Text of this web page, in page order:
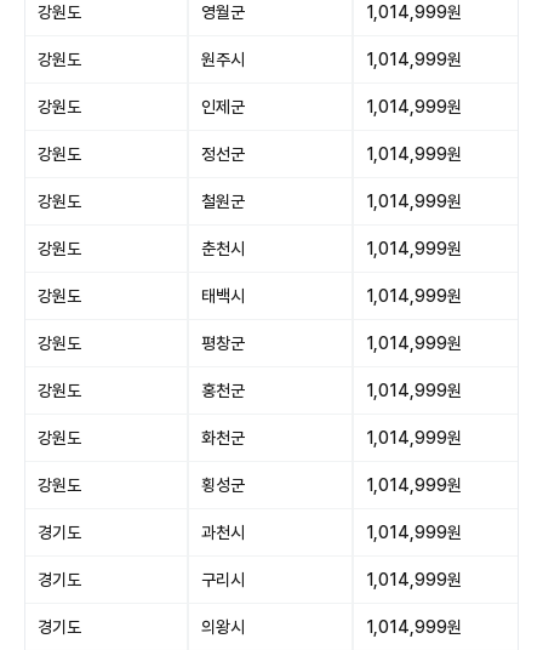
강원도 영월군 1,014,999원
강원도 원주시 1,014,999원
강원도 인제군 1,014,999원
강원도 정선군 1,014,999원
강원도 철원군 1,014,999원
강원도 춘천시 1,014,999원
강원도 태백시 1,014,999원
강원도 평창군 1,014,999원
강원도 홍천군 1,014,999원
강원도 화천군 1,014,999원
강원도 횡성군 1,014,999원
경기도 과천시 1,014,999원
경기도 구리시 1,014,999원
경기도 의왕시 1,014,999원